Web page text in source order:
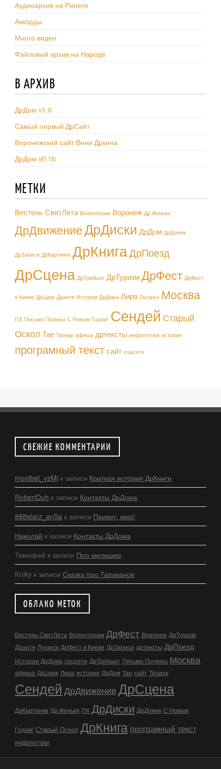
Аудиоархив на Ринете
Аккорды
Много видео
Файловый архив на Народе
В АРХИВ
ДрДом v1.0
Самый первый ДрСайт
Воронежский сайт Вени Дркина
ДрДом v0.1b
МЕТКИ
Вестень СвятЛета Волонтерам Воронеж Др.Феньки
ДрДвижениеДрДиски ДрДом ДрДомик
ДрЗаписи ДрКартинки ДрКнигаДрПоезд
ДрСцена ДрТрибьют ДрТуризмДрФест ДрФест
в Киеве ДрЦирк Дрантя История ДрДома Лира Луганск Москва
ПХ Письмо Полины С Новым Годом! Сендей Старый
Оскол Тае Троицк афиша дртексты инфопотоки история
програмный текстсайт соцсети
СВЕЖИЕ КОММЕНТАРИИ
mostbet_yzMi к записи Краткая история ДрКниги
RobertDuh к записи Контакты ДрДома
888starz_anSa к записи Привет, мир!
Николай к записи Контакты ДрДома
Тимофей к записи Про милицию
Kniky к записи Сказка про Тараканов
ОБЛАКО МЕТОК
Вестень СвятЛета Волонтерам ДрФест Воронеж ДрТуризм
Дрантя Луганск ДрФест в Киеве ДрЗаписи дртексты ДрПоезд
История ДрДома соцсети ДрТрибьют Письмо Полины Москва
афиша ДрЦирк Лира история ДрДом Тае сайт Троицк
Сендей ДрДвижениеДрСцена
ДрКартинки Др.Феньки ПХ ДрДиски ДрДомик С Новым
Годом! Старый Оскол ДрКнига програмный текст
инфопотоки